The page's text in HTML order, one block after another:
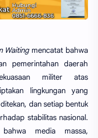
Waitingmencatat bahwa
pemerintahan daerah
militer atas
lingkungan yang
dan setiap bentuk
stabilitas nasional.
media massa,